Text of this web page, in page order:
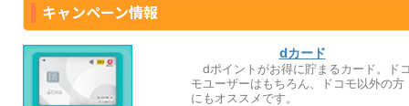
キャンペーン情報
dカード
dポイントがお得に貯まるカード。ド
モユーザーはもちろん、ドコモ以外の方
にもオススメです。